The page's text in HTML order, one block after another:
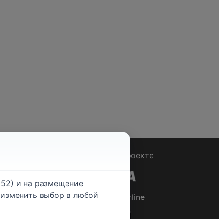
О проекте
© 2026Rabotniki.online
и на размещение
выбор в любой